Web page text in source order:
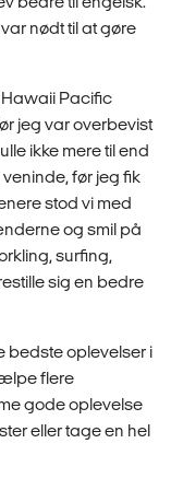
nødt til at gøre
Pacific
jeg var overbevist
ikke mere til end
før jeg fik
stod vi med
og smil på
surfing,
sig en bedre
bedste oplevelser i
flere
gode oplevelse
eller tage en hel